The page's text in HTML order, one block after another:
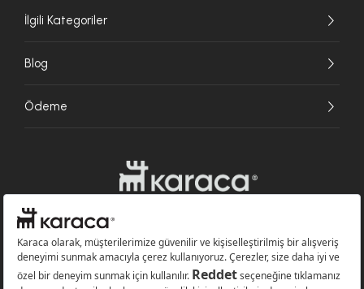
İlgili Kategoriler
Blog
Ödeme